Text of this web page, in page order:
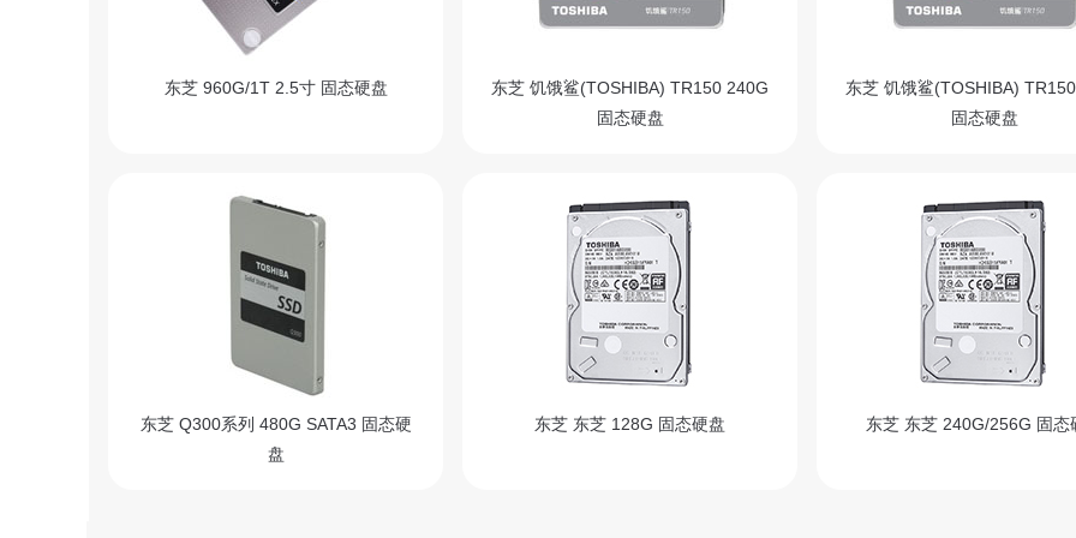
东芝 960G/1T 2.5寸 固态硬盘
东芝 饥饿鲨(TOSHIBA) TR150 240G
固态硬盘
东芝 饥饿鲨(TOSHIBA)
固态硬盘
东芝 Q300系列 480G SATA3 固态硬
盘
东芝 东芝 128G 固态硬盘 东芝 东芝 240G/256G 固态